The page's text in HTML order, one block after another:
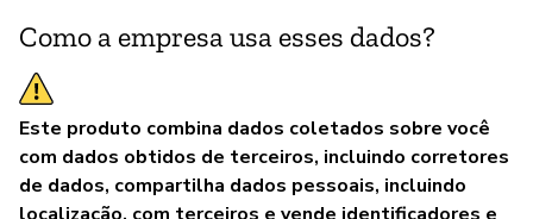
Como a empresa usa esses dados?
Este produto combina dados coletados sobre você
com dados obtidos de terceiros, incluindo corretores
de dados, compartilha dados pessoais, incluindo